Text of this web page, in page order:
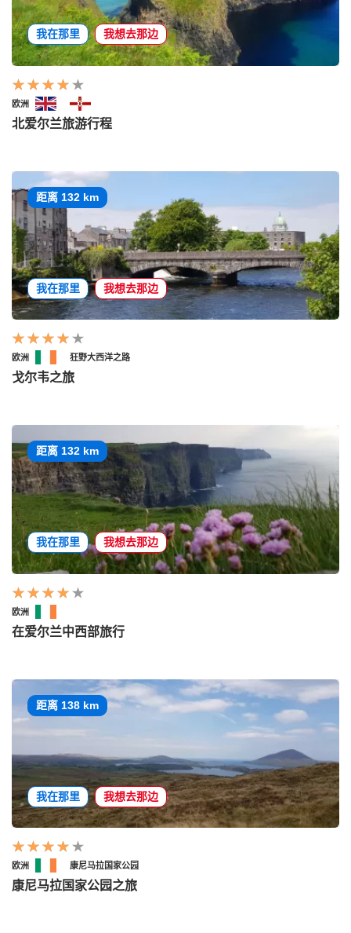
我在那里 我想去那边
欧洲
北爱尔兰旅游行程
距离 132 km
我在那里 我想去那边
欧洲 狂野大西洋之路
戈尔韦之旅
距离 132 km
我在那里 我想去那边
欧洲
在爱尔兰中西部旅行
距离 138 km
我在那里 我想去那边
欧洲 康尼马拉国家公园
康尼马拉国家公园之旅